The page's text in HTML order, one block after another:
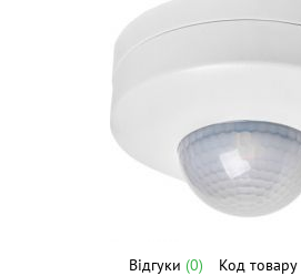
Відгуки (0) Код товару